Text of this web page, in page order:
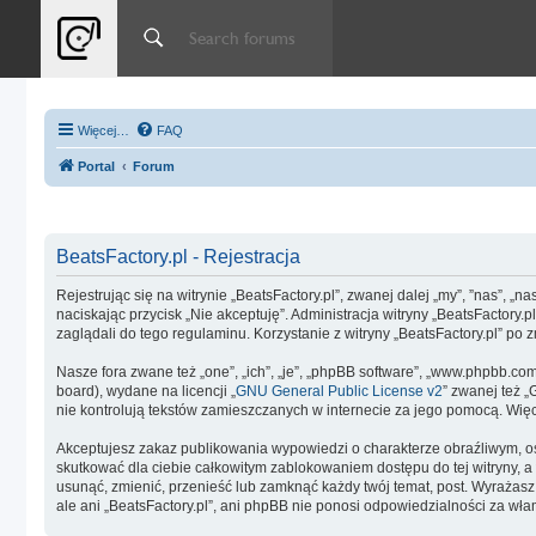
Więcej… FAQ
Portal Forum
BeatsFactory.pl - Rejestracja
Rejestrując się na witrynie „BeatsFactory.pl”, zwanej dalej „my”, ”nas”,
naciskając przycisk „Nie akceptuję”. Administracja witryny
zaglądali do tego regulaminu. Korzystanie z witryny „BeatsFactory.pl”
Nasze fora zwane też „one”, „ich”, „je”, „phpBB software”,
board), wydane na licencji „ GNU General Public License v2” zwanej też
nie kontrolują tekstów zamieszczanych w internecie za jego pomocą.
Akceptujesz zakaz publikowania wypowiedzi o charakterze obraźliwym,
skutkować dla ciebie całkowitym zablokowaniem dostępu do tej witryny,
usunąć, zmienić, przenieść lub zamknąć każdy twój temat, post.
ale ani „BeatsFactory.pl”, ani phpBB nie ponosi odpowiedzialności za